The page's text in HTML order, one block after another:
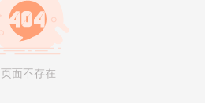
页面不存在